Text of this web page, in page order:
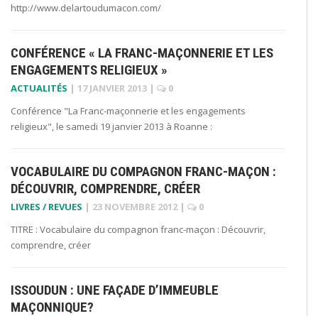
http://www.delartoudumacon.com/
CONFÉRENCE « LA FRANC-MAÇONNERIE ET LES
ENGAGEMENTS RELIGIEUX »
ACTUALITÉS | 17 JANVIER 2013 |
0
Conférence "La Franc-maçonnerie et les engagements
religieux", le samedi 19 janvier 2013 à Roanne :
VOCABULAIRE DU COMPAGNON FRANC-MAÇON :
DÉCOUVRIR, COMPRENDRE, CRÉER
LIVRES / REVUES | 23 NOVEMBRE 2012 |
0
TITRE : Vocabulaire du compagnon franc-maçon : Découvrir,
comprendre, créer
ISSOUDUN : UNE FAÇADE D’IMMEUBLE
MAÇONNIQUE?